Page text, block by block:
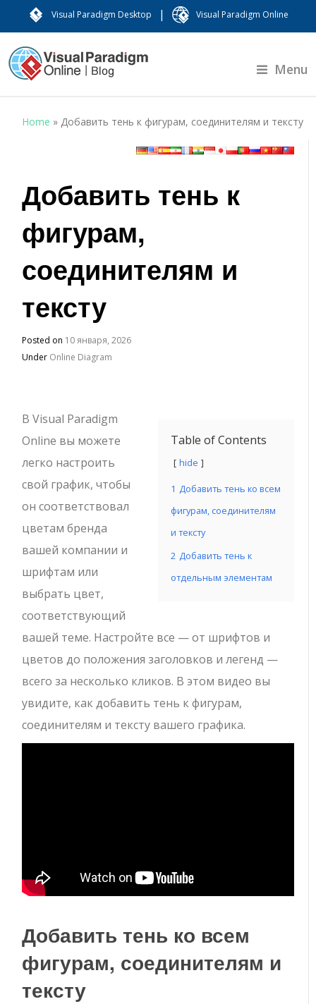
Visual Paradigm Desktop | Visual Paradigm Online
Menu
Home »Добавить тень к фигурам, соединителям и тексту
Добавить тень к
фигурам,
соединителям и
тексту
Posted on 10 января, 2026
Under Online Diagram
Table of Contents
hide
1 Добавить тень ко всем
фигурам, соединителям
и тексту
2 Добавить тень к
отдельным элементам
В Visual Paradigm
Online вы можете
легко настроить
свой график, чтобы
он соответствовал
цветам бренда
вашей компании и
шрифтам или
выбрать цвет,
соответствующий
вашей теме. Настройте все — от шрифтов и
цветов до положения заголовков и легенд —
всего за несколько кликов. В этом видео вы
увидите, как добавить тень к фигурам,
соединителям и тексту вашего графика.
Добавить тень ко всем
фигурам, соединителям и
тексту